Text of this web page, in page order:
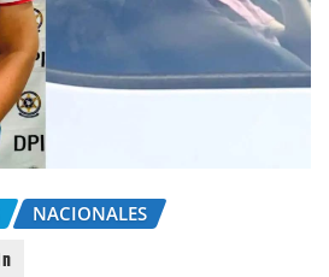
NACIONALES